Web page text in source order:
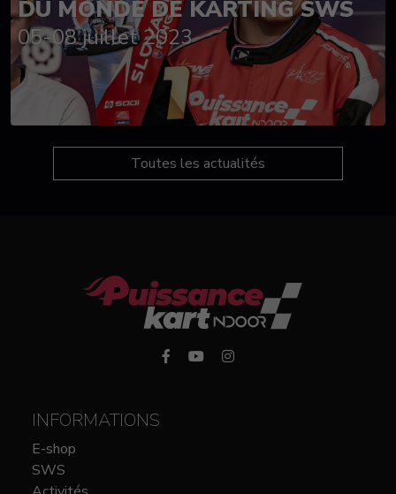
DU MONDE DE KARTING SWS
05-08 juillet 2023
Toutes les actualités
INFORMATIONS
E-shop
SWS